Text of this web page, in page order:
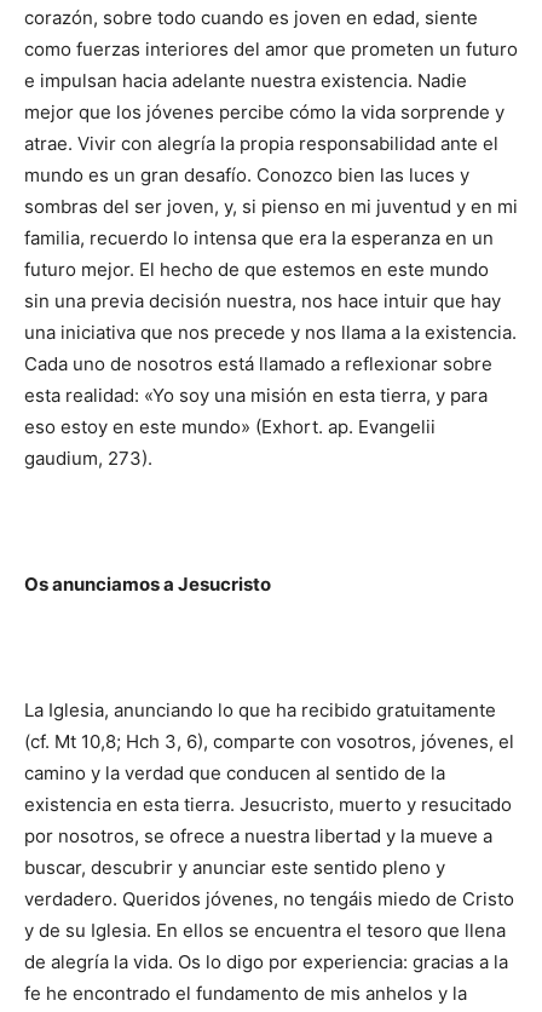
corazón, sobre todo cuando es joven en edad, siente
como fuerzas interiores del amor que prometen un futuro
e im­pulsan hacia adelante nuestra existencia. Nadie
mejor que los jóvenes per­cibe cómo la vida sorpren­de y
atrae. Vivir con alegría la propia responsabilidad ante el
mundo es un gran desafío. Conozco bien las luces y
sombras del ser joven, y, si pienso en mi juventud y en mi
familia, recuerdo lo intensa que era la esperanza en un
futuro mejor. El hecho de que estemos en este mundo
sin una previa decisión nuestra, nos hace intuir que hay
una iniciativa que nos precede y nos llama a la existencia.
Cada uno de noso­tros está llamado a refle­xionar sobre
esta realidad: «Yo soy una misión en esta tierra, y para
eso estoy en este mundo» (Exhort. ap. Evangelii
gaudium, 273).
Os anunciamos a Jesucristo
La Iglesia, anunciando lo que ha recibido gratuitamente
(cf. Mt 10,8; Hch 3, 6), comparte con voso­tros, jóvenes, el
camino y la verdad que conducen al sentido de la
existencia en esta tierra. Jesucristo, muerto y resucitado
por nosotros, se ofrece a nuestra libertad y la mueve a
buscar, descubrir y anunciar este sentido pleno y
verdadero. Queridos jóve­nes, no tengáis miedo de Cristo
y de su Iglesia. En ellos se encuentra el tesoro que llena
de alegría la vida. Os lo digo por experiencia: gracias a la
fe he encontrado el fundamento de mis anhelos y la